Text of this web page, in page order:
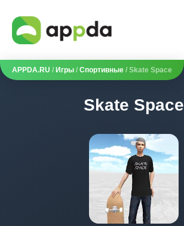
APPDA.RU / Игры / Спортивные / Skate Space
Skate Space